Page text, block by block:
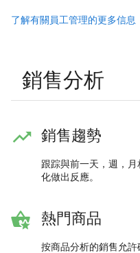
了解有關員工管理的更多信息
銷售分析
銷售趨勢
跟踪與前一天，週，
化做出反應。
熱門商品
按商品分析的銷售允